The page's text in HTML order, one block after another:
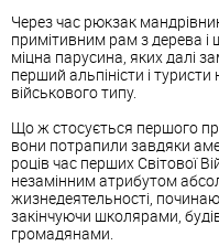
Через час рюкзак
примітивним рам з дерева і
міцна парусина, яких далі
перший альпіністи і
військового типу.
Що ж стосується першого
вони потрапили завдяки
роців час перших Світової
незамінним атрибутом
жизнедеятельності,
закінчуючи школярами,
громадянами.